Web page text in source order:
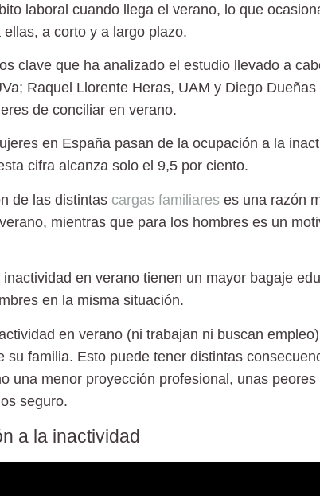
laboral cuando llega el verano, lo que
a corto y a largo plazo.
clave que ha analizado el estudio llevado a
Raquel Llorente Heras, UAM y Diego
de conciliar en verano.
en España pasan de la ocupación a la
cifra alcanza solo el 9,5 por ciento.
de las distintas cargas familiares es una razón
mientras que para los hombres es un
en verano tienen un mayor bagaje
en la misma situación.
en verano (ni trabajan ni buscan
su familia. Esto puede tener distintas
una menor proyección profesional, unas
seguro.
a la inactividad